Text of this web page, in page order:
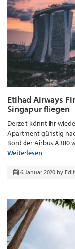
Etihad Airways
Singapur fliegen
Derzeit könnt Ihr
Apartment günstig
Bord der Airbus A380
Weiterlesen
6. Januar 2020 by